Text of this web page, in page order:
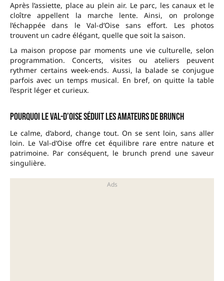
Après l’assiette, place au plein air. Le parc, les canaux et le
cloître appellent la marche lente. Ainsi, on prolonge
l’échappée dans le Val-d’Oise sans effort. Les photos
trouvent un cadre élégant, quelle que soit la saison.
La maison propose par moments une vie culturelle, selon
programmation. Concerts, visites ou ateliers peuvent
rythmer certains week-ends. Aussi, la balade se conjugue
parfois avec un temps musical. En bref, on quitte la table
l’esprit léger et curieux.
Pourquoi le Val-d’Oise séduit les amateurs de brunch
Le calme, d’abord, change tout. On se sent loin, sans aller
loin. Le Val-d’Oise offre cet équilibre rare entre nature et
patrimoine. Par conséquent, le brunch prend une saveur
singulière.